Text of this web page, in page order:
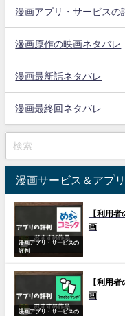
漫画アプリ・サービスの
漫画原作の映画ネタバレ
漫画最新話ネタバレ
漫画最終回ネタバレ
漫画サービス＆アプ
漫画アプリ・サービスの
評判
【利用
画
漫画アプリ・サービスの
【利用
画